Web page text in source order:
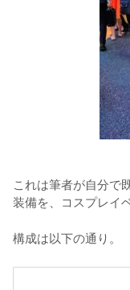
これは筆者が自分で
装備を、コスプレイ
構成は以下の通り。